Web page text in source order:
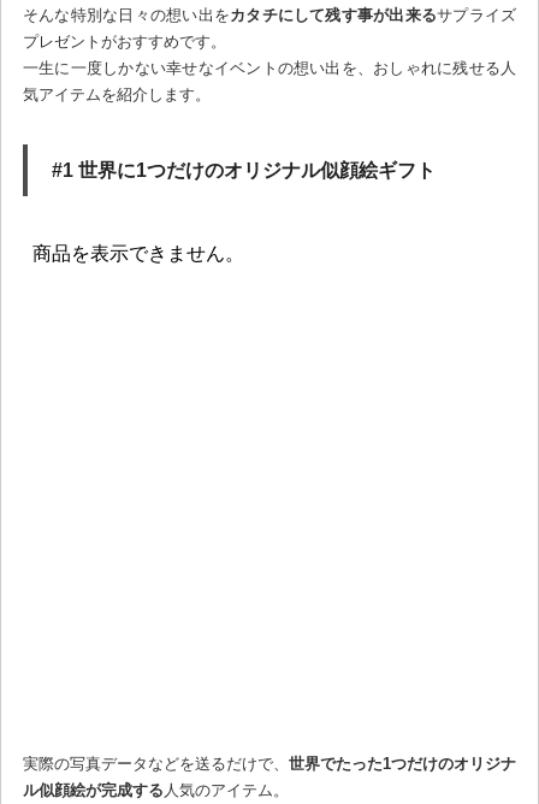
そんな特別な日々の想い出をカタチにして残す事が出来るサプライズ
プレゼントがおすすめです。
一生に一度しかない幸せなイベントの想い出を、おしゃれに残せる人
気アイテムを紹介します。
#1 世界に1つだけのオリジナル似顔絵ギフト
実際の写真データなどを送るだけで、世界でたった1つだけのオリジナ
ル似顔絵が完成する 人気のアイテム。